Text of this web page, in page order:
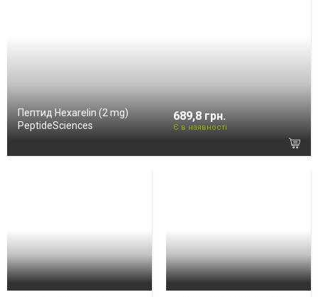
Пептид Hexarelin (2 mg)
PeptideSciences
689,8 грн.
Є в наявності